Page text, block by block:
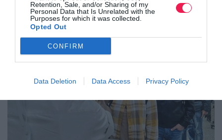
Retention, Sale, and/or Sharing of my
Personal Data that Is Unrelated with the
Purposes for which it was collected.
Opted Out
CONFIRM
Data Deletion Data Access Privacy Policy